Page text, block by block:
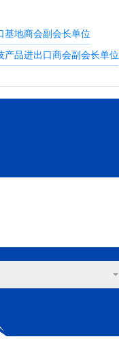
基地商会副会长单位
产品进出口商会副会长单位